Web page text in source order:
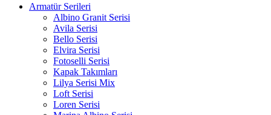
Armatür Serileri
Albino Granit Serisi
Avila Serisi
Bello Serisi
Elvira Serisi
Fotoselli Serisi
Kapak Takımları
Lilya Serisi Mix
Loft Serisi
Loren Serisi